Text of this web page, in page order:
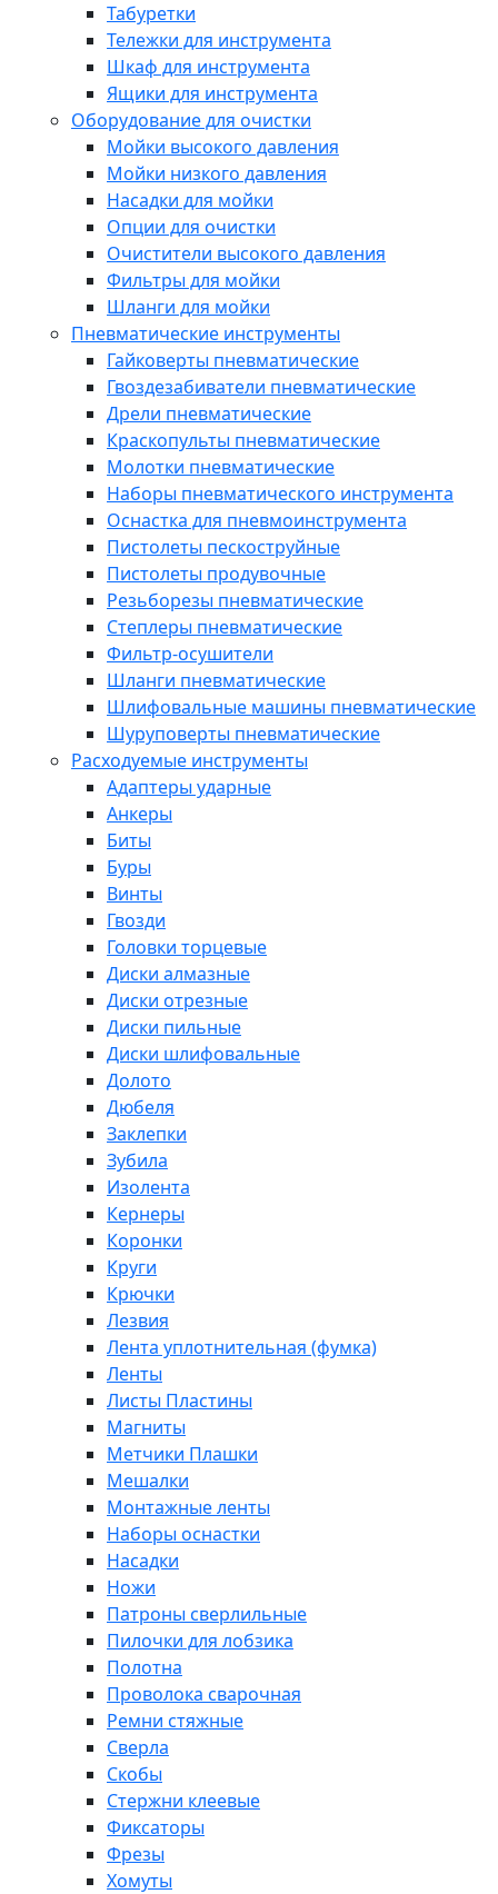
Табуретки
Тележки для инструмента
Шкаф для инструмента
Ящики для инструмента
Оборудование для очистки
Мойки высокого давления
Мойки низкого давления
Насадки для мойки
Опции для очистки
Очистители высокого давления
Фильтры для мойки
Шланги для мойки
Пневматические инструменты
Гайковерты пневматические
Гвоздезабиватели пневматические
Дрели пневматические
Краскопульты пневматические
Молотки пневматические
Наборы пневматического инструмента
Оснастка для пневмоинструмента
Пистолеты пескоструйные
Пистолеты продувочные
Резьборезы пневматические
Степлеры пневматические
Фильтр-осушители
Шланги пневматические
Шлифовальные машины пневматические
Шуруповерты пневматические
Расходуемые инструменты
Адаптеры ударные
Анкеры
Биты
Буры
Винты
Гвозди
Головки торцевые
Диски алмазные
Диски отрезные
Диски пильные
Диски шлифовальные
Долото
Дюбеля
Заклепки
Зубила
Изолента
Кернеры
Коронки
Круги
Крючки
Лезвия
Лента уплотнительная (фумка)
Ленты
Листы Пластины
Магниты
Метчики Плашки
Мешалки
Монтажные ленты
Наборы оснастки
Насадки
Ножи
Патроны сверлильные
Пилочки для лобзика
Полотна
Проволока сварочная
Ремни стяжные
Сверла
Скобы
Стержни клеевые
Фиксаторы
Фрезы
Хомуты